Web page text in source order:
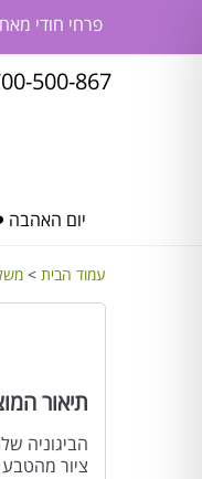
פרחי חודי
500-867
יום
עמוד הבית >
תיאור
הביגוניה
ציור